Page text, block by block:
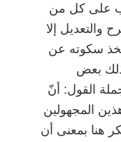
على كل من
والتعديل إلا
سكوته عن
ذلك بعض
القول: أنّ
المجهولين
هنا بمعنى أن